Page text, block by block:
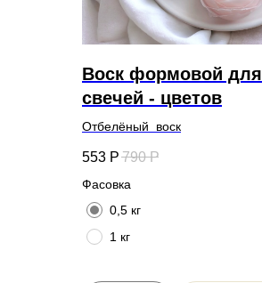
Воск формовой для
свечей - цветов
Отбелёный воск
553 Р 790 Р
Фасовка
0,5 кг
1 кг